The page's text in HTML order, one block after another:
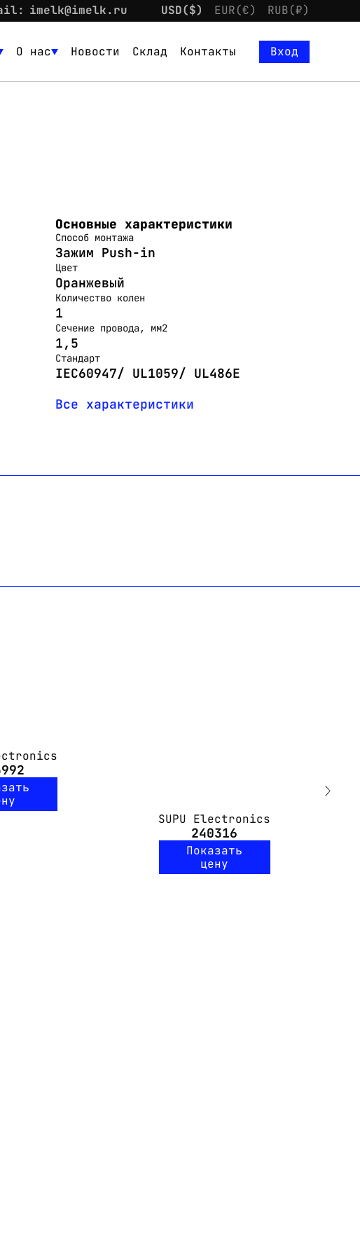
imelk@imelk.ru USD($) EUR(€) RUB(₽)
О нас Новости Склад Контакты
Вход
Основные характеристики
Способ монтажа
Зажим Push-in
Цвет
Оранжевый
Количество колен
1
Сечение провода, мм2
1,5
Стандарт
IEC60947/ UL1059/ UL486E
Все характеристики
SUPU Electronics
240316
Показать
цену